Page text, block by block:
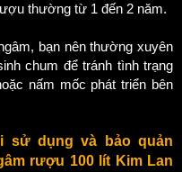
thường từ 1 đến 2 năm.
bạn nên thường xuyên
chum để tránh tình trạng
nấm mốc phát triển bên
sử dụng và bảo quản
rượu 100 lít Kim Lan